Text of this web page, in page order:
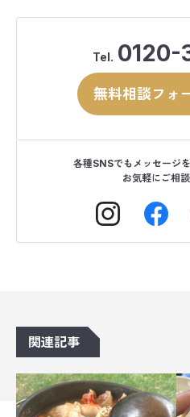
Tel. 0120-
無料相談フォ
各種SNSでもメッセージ
お気軽にご相談
関連記事